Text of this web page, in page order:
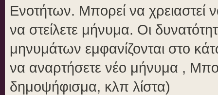
Ενοτήτων. Μπορεί να χρειαστεί
να στείλετε μήνυμα. Οι
μηνυμάτων εμφανίζονται στο
να αναρτήσετε νέο μήνυμα ,
δημοψήφισμα, κλπ λίστα)